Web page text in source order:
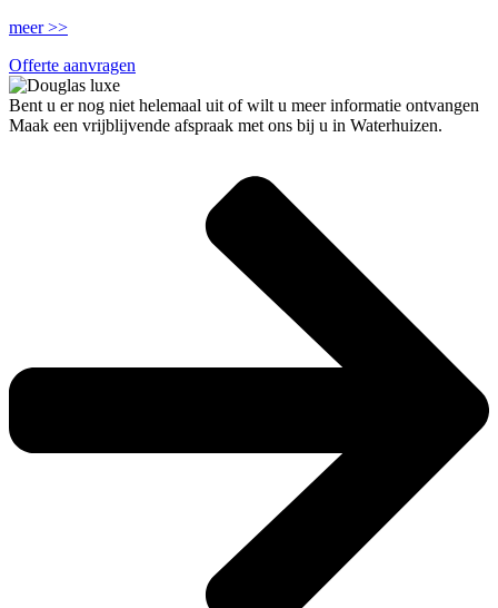
meer >>
Offerte aanvragen
Bent u er nog niet helemaal uit of wilt u meer informatie ontvangen
Maak een vrijblijvende afspraak met ons bij u in Waterhuizen.